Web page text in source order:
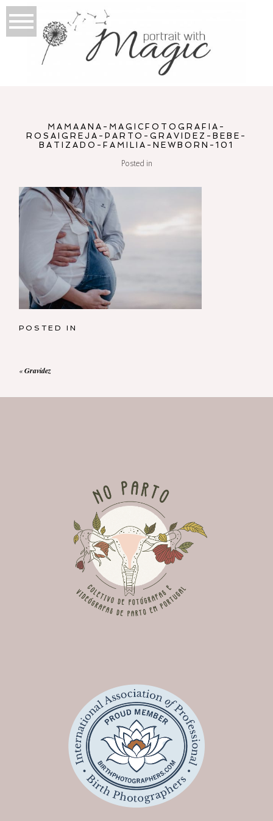
MAMAANA-MAGICFOTOGRAFIA-
ROSAIGREJA-PARTO-GRAVIDEZ-BEBE-
BATIZADO-FAMILIA-NEWBORN-101
Posted in
POSTED IN
«Gravidez